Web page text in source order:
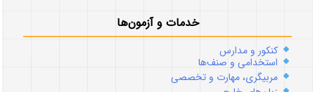
خدمات و آزمون‌ها
کنکور و مدارس
استخدامی و صنف‌ها
مربیگری، مهارت و تخصصی